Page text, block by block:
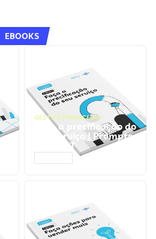
EBOOKS
GESTÃO FINANCEIRA
Faça a precificação do
seu serviço | Prompts
ChatGPT